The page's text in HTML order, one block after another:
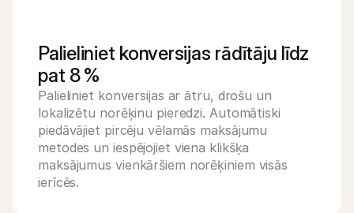
Kartes numurs
Maksāt
€239,00
Palieliniet konversijas rādītāju līdz
pat 8 %
Palieliniet konversijas ar ātru, drošu un
lokalizētu norēķinu pieredzi. Automātiski
piedāvājiet pircēju vēlamās maksājumu
metodes un iespējojiet viena klikšķa
maksājumus vienkāršiem norēķiniem visās
ierīcēs.